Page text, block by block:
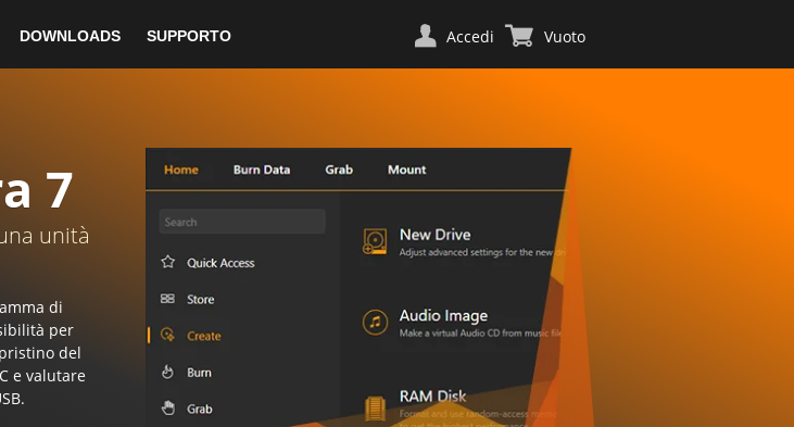
DOWNLOADS SUPPORTO Vuoto
Accedi
7
unità
di
per
del
e valutare
Ultra
DAEMON Tools Ultra